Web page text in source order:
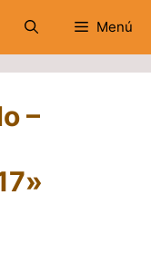
Menú
–